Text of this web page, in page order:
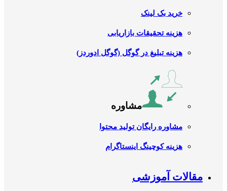
خرید بک لینک
هزینه تحقیقات بازاریابی
هزینه تبلیغ در گوگل (گوگل ادوردز)
مشاوره
مشاوره رایگان تولید محتوا
هزینه کوچینگ اینستاگرام
مقالات آموزشی